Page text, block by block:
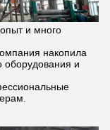
и много
накопила
оборудования и